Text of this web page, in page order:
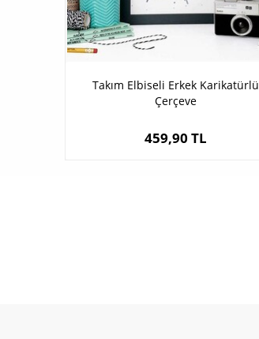
Takım Elbiseli Erkek Karikatürlü
Çerçeve
459,90 TL